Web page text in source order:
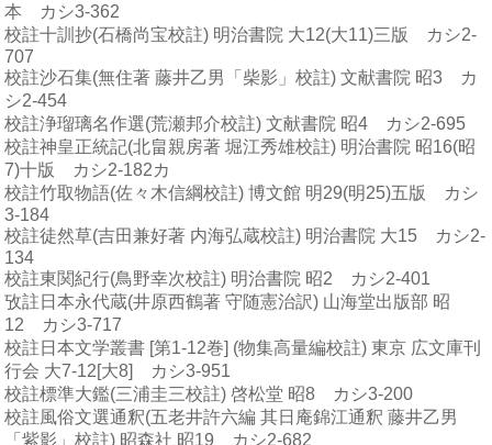
本 カシ3-362
校註十訓抄(石橋尚宝校註) 明治書院 大12(大11)三版 カシ2-
707
校註沙石集(無住著 藤井乙男「柴影」校註) 文献書院 昭3 カ
シ2-454
校註浄瑠璃名作選(荒瀬邦介校註) 文献書院 昭4 カシ2-695
校註神皇正統記(北畠親房著 堀江秀雄校註) 明治書院 昭16(昭
7)十版 カシ2-182カ
校註竹取物語(佐々木信綱校註) 博文館 明29(明25)五版 カシ
3-184
校註徒然草(吉田兼好著 内海弘蔵校註) 明治書院 大15 カシ2-
134
校註東関紀行(鳥野幸次校註) 明治書院 昭2 カシ2-401
攷註日本永代蔵(井原西鶴著 守随憲治訳) 山海堂出版部 昭
12 カシ3-717
校註日本文学叢書 [第1-12巻] (物集高量編校註) 東京 広文庫刊
行会 大7-12[大8] カシ3-951
校註標準大鑑(三浦圭三校註) 啓松堂 昭8 カシ3-200
校註風俗文選通釈(五老井許六編 其日庵錦江通釈 藤井乙男
「紫影」校註) 昭森社 昭19 カシ2-682